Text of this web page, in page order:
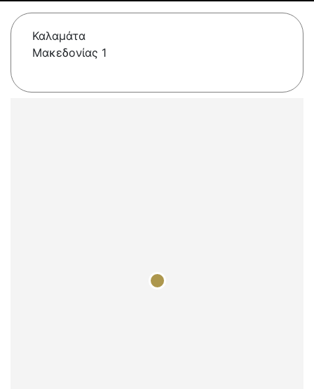
Καλαμάτα
Μακεδονίας 1